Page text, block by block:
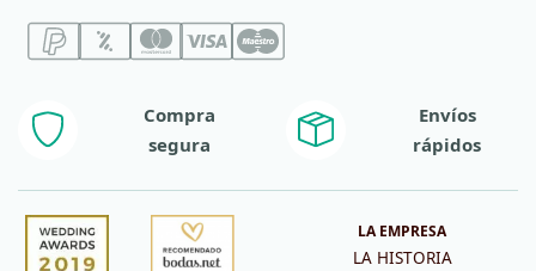
Compra
segura
Envíos
rápidos
LA EMPRESA
LA HISTORIA